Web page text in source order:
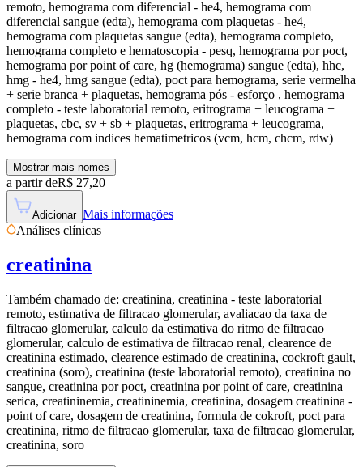
remoto, hemograma com diferencial - he4, hemograma com
diferencial sangue (edta), hemograma com plaquetas - he4,
hemograma com plaquetas sangue (edta), hemograma completo,
hemograma completo e hematoscopia - pesq, hemograma por poct,
hemograma por point of care, hg (hemograma) sangue (edta), hhc,
hmg - he4, hmg sangue (edta), poct para hemograma, serie vermelha
+ serie branca + plaquetas, hemograma pós - esforço , hemograma
completo - teste laboratorial remoto, eritrograma + leucograma +
plaquetas, cbc, sv + sb + plaquetas, eritrograma + leucograma,
hemograma com indices hematimetricos (vcm, hcm, chcm, rdw)
Mostrar mais nomes
a partir deR$ 27,20
Adicionar Mais informações
Análises clínicas
creatinina
Também chamado de: creatinina, creatinina - teste laboratorial
remoto, estimativa de filtracao glomerular, avaliacao da taxa de
filtracao glomerular, calculo da estimativa do ritmo de filtracao
glomerular, calculo de estimativa de filtracao renal, clearence de
creatinina estimado, clearence estimado de creatinina, cockroft gault,
creatinina (soro), creatinina (teste laboratorial remoto), creatinina no
sangue, creatinina por poct, creatinina por point of care, creatinina
serica, creatininemia, creatininemia, creatinina, dosagem creatinina -
point of care, dosagem de creatinina, formula de cokroft, poct para
creatinina, ritmo de filtracao glomerular, taxa de filtracao glomerular,
creatinina, soro